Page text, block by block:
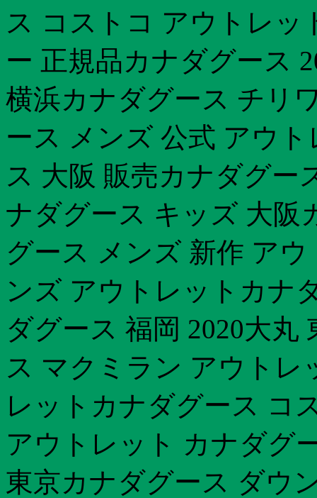
ス コストコ アウトレッ
ー 正規品カナダグース
横浜カナダグース チリ
ース メンズ 公式 アウ
ス 大阪 販売カナダグー
ナダグース キッズ 大阪
グース メンズ 新作 ア
ンズ アウトレットカナ
ダグース 福岡 2020大
ス マクミラン アウトレ
レットカナダグース コ
アウトレット カナダグ
東京カナダグース ダウ